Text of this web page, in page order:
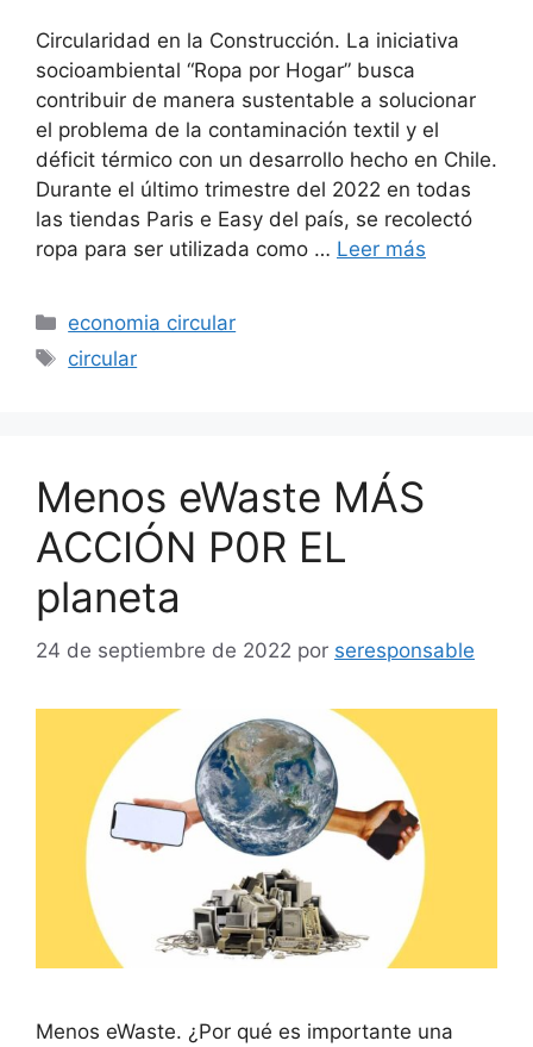
Circularidad en la Construcción. La iniciativa
socioambiental “Ropa por Hogar” busca
contribuir de manera sustentable a solucionar
el problema de la contaminación textil y el
déficit térmico con un desarrollo hecho en Chile.
Durante el último trimestre del 2022 en todas
las tiendas Paris e Easy del país, se recolectó
ropa para ser utilizada como … Leer más
Categorías
economia circular
Etiquetas
circular
Menos eWaste MÁS
ACCIÓN P0R EL
planeta
24 de septiembre de 2022 por seresponsable
Menos eWaste. ¿Por qué es importante una